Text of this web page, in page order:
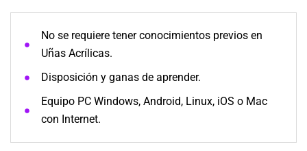
No se requiere tener conocimientos previos en
Uñas Acrílicas.
Disposición y ganas de aprender.
Equipo PC Windows, Android, Linux, iOS o Mac
con Internet.